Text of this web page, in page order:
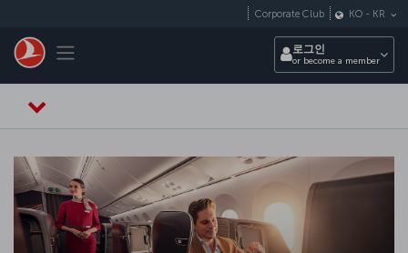
Toggle navigation
Corporate Club KO - KR
로그인
or become a member